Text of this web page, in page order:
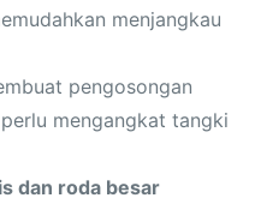
menjangkau
pengosongan
mengangkat tangki
dan roda besar